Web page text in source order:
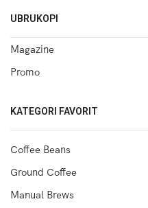
UBRUKOPI
Magazine
Promo
KATEGORI FAVORIT
Coffee Beans
Ground Coffee
Manual Brews